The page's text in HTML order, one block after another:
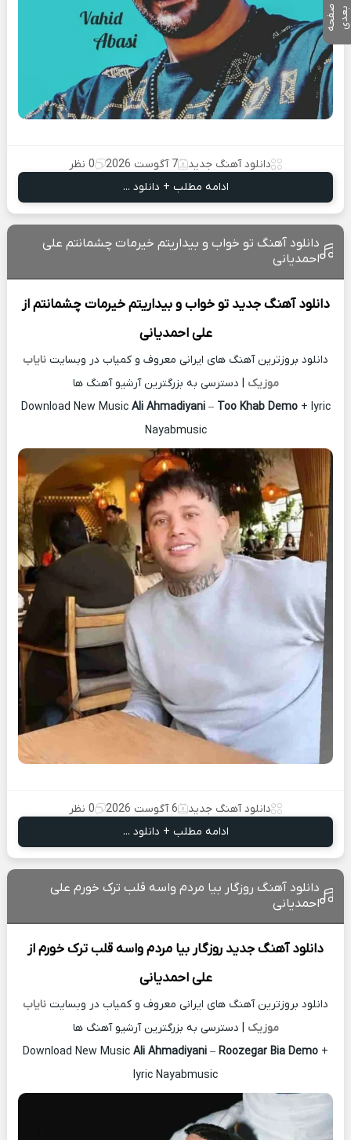
دانلود آهنگ جدید 7 آگوست 2026
0 نظر
ادامه مطلب + دانلود ...
دانلود آهنگ تو خواب و بیداریتم خیرمات چشمانتم علی
احمدیانی
دانلود آهنگ جدید تو خواب و بیداریتم خیرمات چشمانتم از
علی احمدیانی
دانلود بروزترین آهنگ های ایرانی معروف و کمیاب در وبسایت نایاب
موزیک | دسترسی به بزرگترین آرشیو آهنگ ها
Download New Music Ali Ahmadiyani– Too Khab Demo+ lyric
Nayabmusic
دانلود آهنگ جدید 6 آگوست 2026
0 نظر
ادامه مطلب + دانلود ...
دانلود آهنگ روزگار بیا مردم واسه قلب ترک خورم علی
احمدیانی
دانلود آهنگ جدید روزگار بیا مردم واسه قلب ترک خورم از
علی احمدیانی
دانلود بروزترین آهنگ های ایرانی معروف و کمیاب در وبسایت نایاب
موزیک | دسترسی به بزرگترین آرشیو آهنگ ها
Download New Music Ali Ahmadiyani – Roozegar Bia Demo +
lyric Nayabmusic
ص
ف
ح
ه ب ع
د ی